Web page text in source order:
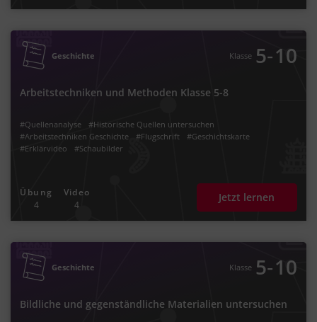
Geschichte Klasse 5‐10
Arbeitstechniken und Methoden Klasse 5-8
#Quellenanalyse
#Historische Quellen untersuchen
#Arbeitstechniken Geschichte
#Flugschrift
#Geschichtskarte
#Erklärvideo
#Schaubilder
Übung
4
Video
4
Jetzt lernen
Geschichte Klasse 5‐10
Bildliche und gegenständliche Materialien untersuchen